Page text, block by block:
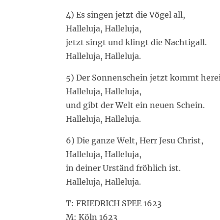
4) Es singen jetzt die Vögel all,
Halleluja, Halleluja,
jetzt singt und klingt die Nachtigall.
Halleluja, Halleluja.
5) Der Sonnenschein jetzt kommt
Halleluja, Halleluja,
und gibt der Welt ein neuen Schein.
Halleluja, Halleluja.
6) Die ganze Welt, Herr Jesu Christ,
Halleluja, Halleluja,
in deiner Urständ fröhlich ist.
Halleluja, Halleluja.
T: FRIEDRICH SPEE 1623
M: Köln 1623